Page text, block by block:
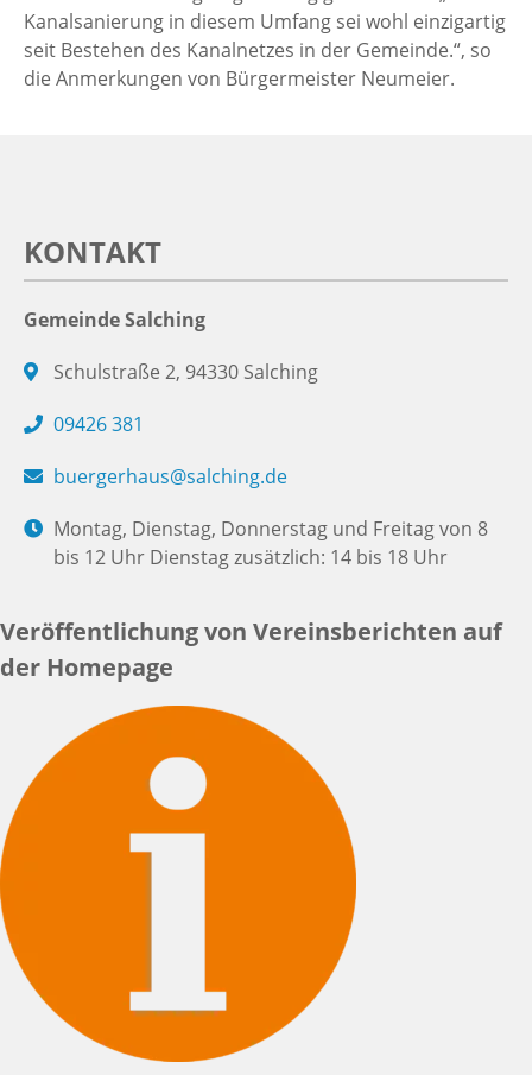
Kanalsanierung in diesem Umfang sei wohl einzigartig
seit Bestehen des Kanalnetzes in der Gemeinde.“, so
die Anmerkungen von Bürgermeister Neumeier.
KONTAKT
Gemeinde Salching
Schulstraße 2, 94330 Salching
09426 381
buergerhaus@salching.de
Montag, Dienstag, Donnerstag und Freitag von 8
bis 12 Uhr Dienstag zusätzlich: 14 bis 18 Uhr
Veröffentlichung von Vereinsberichten auf
der Homepage